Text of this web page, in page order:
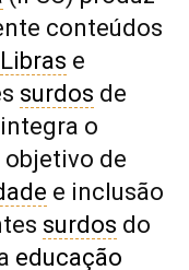
conteúdos
Libras e
surdos de
o
objetivo de
e inclusão
surdos do
educação